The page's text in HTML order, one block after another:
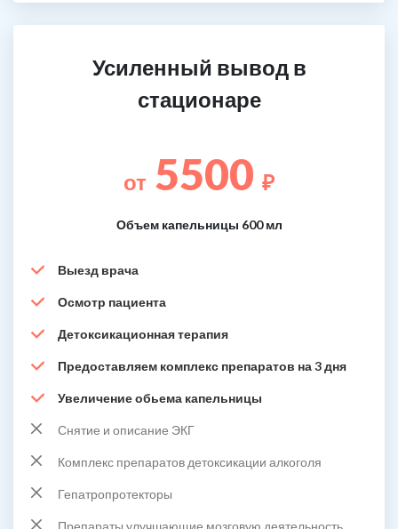
Усиленный вывод в
стационаре
от 5500 ₽
Объем капельницы 600 мл
Выезд врача
Осмотр пациента
Детоксикационная терапия
Предоставляем комплекс препаратов на 3 дня
Увеличение обьема капельницы
Снятие и описание ЭКГ
Комплекс препаратов детоксикации алкоголя
Гепатропротекторы
Препараты улучшающие мозговую деятельность